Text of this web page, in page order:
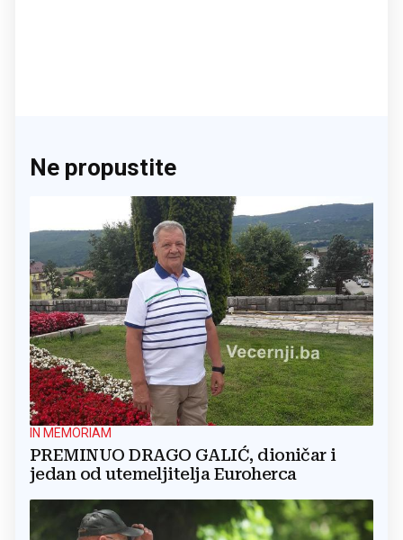
Ne propustite
IN MEMORIAM
PREMINUO DRAGO GALIĆ, dioničar i
jedan od utemeljitelja Euroherca